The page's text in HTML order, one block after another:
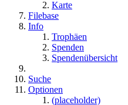
Karte
Filebase
Info
Trophäen
Spenden
Spendenübersicht
Suche
Optionen
(placeholder)